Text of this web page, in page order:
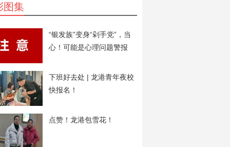
图集
“银发族”变身“剁手党”，当
心！可能是心理问题警报
下班好去处 | 龙港青年夜校
快报名！
点赞！龙港包雪花！